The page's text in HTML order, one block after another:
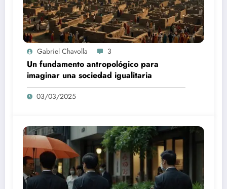
Gabriel Chavolla 3
Un fundamento antropológico para
imaginar una sociedad igualitaria
03/03/2025